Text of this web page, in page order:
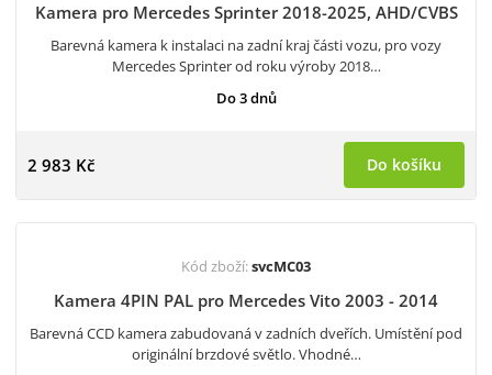
Kamera pro Mercedes Sprinter 2018-2025, AHD/CVBS
Barevná kamera k instalaci na zadní kraj části vozu, pro vozy
Mercedes Sprinter od roku výroby 2018…
Do 3 dnů
2 983 Kč Do košíku
Kód zboží:svcMC03
Kamera 4PIN PAL pro Mercedes Vito 2003 - 2014
Barevná CCD kamera zabudovaná v zadních dveřích. Umístění pod
originální brzdové světlo. Vhodné…